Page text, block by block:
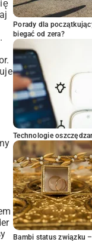
Porady dla
biegać od zera?
Technologie
Bambi status związku